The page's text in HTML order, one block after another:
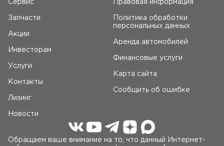
Сервис
Запчасти
Акции
Инвесторам
Услуги
Контакты
Лизинг
Новости
Правовая информация
Политика обработки
персональных данных
Аренда автомобилей
Финансовые услуги
Карта сайта
Сообщить об ошибке
Обращаем ваше внимание на то, что данный Интернет-